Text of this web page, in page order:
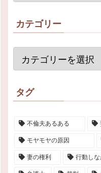
カテゴリー
タグ
不倫夫あるある
モヤモヤの原因
妻の権利 行動し